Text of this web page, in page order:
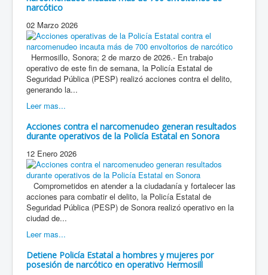
narcótico
02 Marzo 2026
Hermosillo, Sonora; 2 de marzo de 2026.- En trabajo
operativo de este fin de semana, la Policía Estatal de
Seguridad Pública (PESP) realizó acciones contra el delito,
generando la...
Leer mas...
Acciones contra el narcomenudeo generan resultados
durante operativos de la Policía Estatal en Sonora
12 Enero 2026
Comprometidos en atender a la ciudadanía y fortalecer las
acciones para combatir el delito, la Policía Estatal de
Seguridad Pública (PESP) de Sonora realizó operativo en la
ciudad de...
Leer mas...
Detiene Policía Estatal a hombres y mujeres por
posesión de narcótico en operativo Hermosill